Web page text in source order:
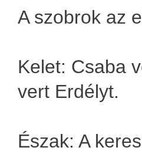
A szobrok az
Kelet: Csaba
vert Erdélyt.
Észak: A